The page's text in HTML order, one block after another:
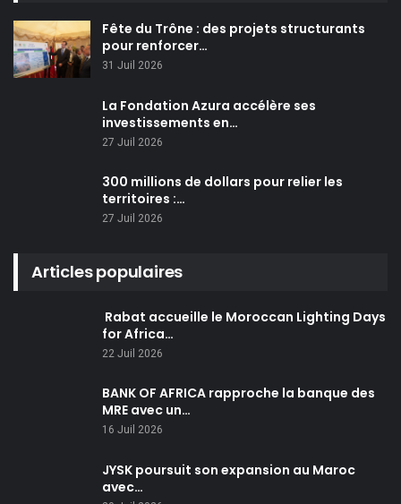
Fête du Trône : des projets structurants
pour renforcer…
31 Juil 2026
La Fondation Azura accélère ses
investissements en…
27 Juil 2026
300 millions de dollars pour relier les
territoires :…
27 Juil 2026
Articles populaires
Rabat accueille le Moroccan Lighting Days
for Africa…
22 Juil 2026
BANK OF AFRICA rapproche la banque des
MRE avec un…
16 Juil 2026
JYSK poursuit son expansion au Maroc
avec…